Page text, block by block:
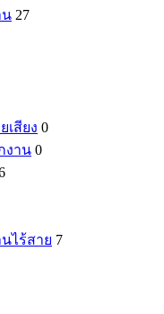
27
เสียง 0
งาน 0
ไร้สาย 7